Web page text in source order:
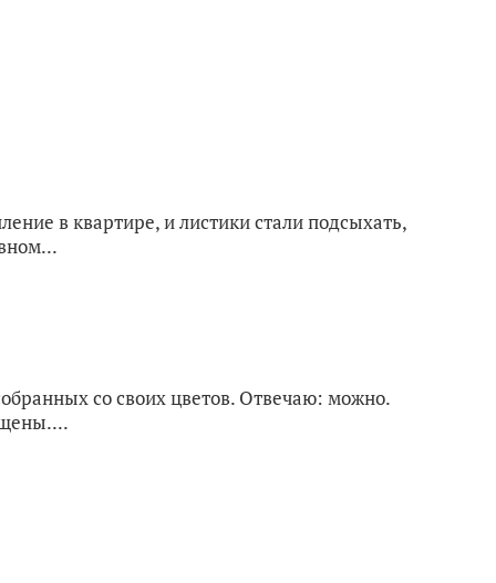
в квартире, и листики стали подсыхать,
со своих цветов. Отвечаю: можно.